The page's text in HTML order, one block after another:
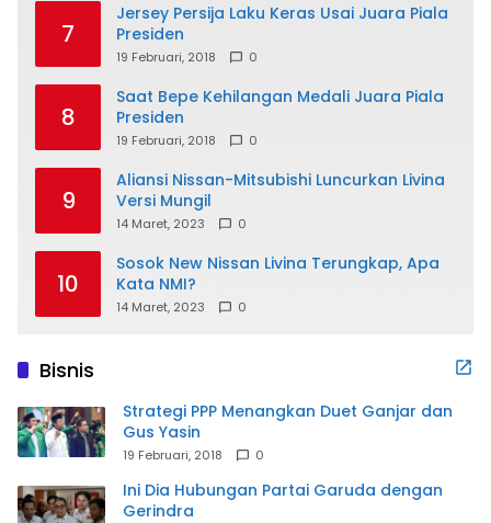
7
Jersey Persija Laku Keras Usai Juara Piala
Presiden
19 Februari, 2018 0
8
Saat Bepe Kehilangan Medali Juara Piala
Presiden
19 Februari, 2018 0
9
Aliansi Nissan-Mitsubishi Luncurkan Livina
Versi Mungil
14 Maret, 2023 0
10
Sosok New Nissan Livina Terungkap, Apa
Kata NMI?
14 Maret, 2023 0
Bisnis
Strategi PPP Menangkan Duet Ganjar dan
Gus Yasin
19 Februari, 2018 0
Ini Dia Hubungan Partai Garuda dengan
Gerindra